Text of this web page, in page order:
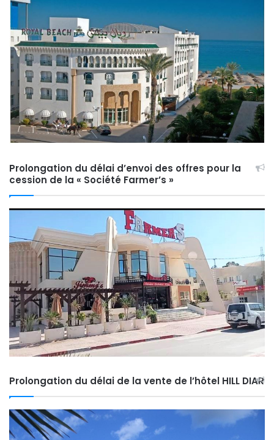
Prolongation du délai d’envoi des offres pour la
cession de la « Société Farmer’s »
Prolongation du délai de la vente de l’hôtel HILL DIAR